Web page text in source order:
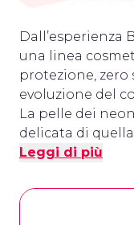
Dall’esperienza
una linea
protezione,
evoluzione del
La pelle dei
delicata di
Leggi di più